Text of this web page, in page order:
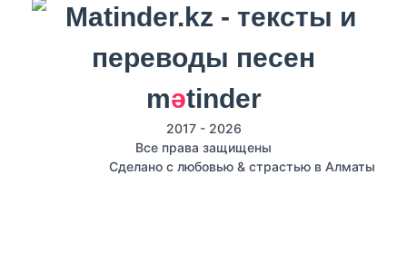
mәtinder
2017 - 2026
Все права защищены
Сделано с любовью & страстью в Алматы